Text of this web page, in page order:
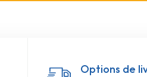
Options de